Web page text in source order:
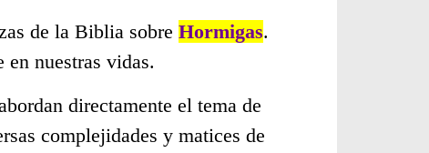
de la Biblia sobre Hormigas.
en nuestras vidas.
directamente el tema de
complejidades y matices de